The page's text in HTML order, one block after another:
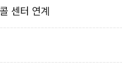
센터 연계